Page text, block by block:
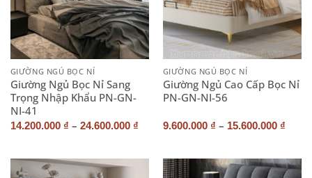
GIƯỜNG NGỦ BỌC NỈ
Giường Ngủ Bọc Nỉ Sang
Trọng Nhập Khẩu PN-GN-
NI-41
14.200.000 ₫ – 24.600.000 ₫
GIƯỜNG NGỦ BỌC NỈ
Giường Ngủ Cao Cấp Bọc Nỉ
PN-GN-NI-56
9.600.000 ₫ – 15.600.000 ₫